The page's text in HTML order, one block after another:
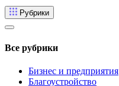
Рубрики
Все рубрики
Бизнес и предприятия
Благоустройство